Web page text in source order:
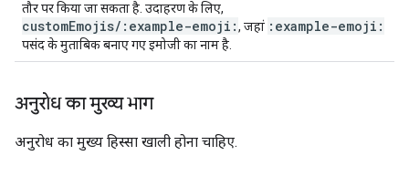
तौर पर किया जा सकता है. उदाहरण के लिए,
customEmojis/:example-emoji:, जहां :example-emoji:
पसंद के मुताबिक बनाए गए इमोजी का नाम है.
अनुरोध का मुख्य भाग
अनुरोध का मुख्य हिस्सा खाली होना चाहिए.